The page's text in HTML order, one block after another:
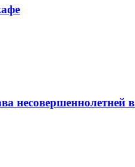
несовершеннолетней в